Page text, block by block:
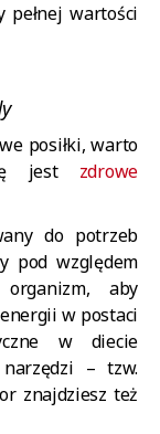
pełnej wartości
posiłki, warto
jest
zdrowe
do potrzeb
pod względem
aby
w postaci
w diecie
– tzw.
znajdziesz też